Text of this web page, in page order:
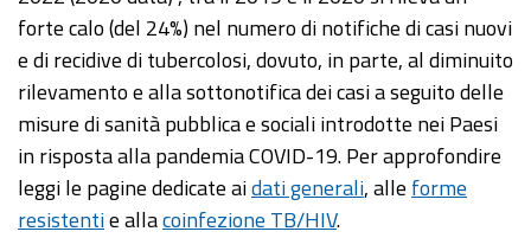
forte calo (del 24%) nel numero di notifiche di casi nuovi
e di recidive di tubercolosi, dovuto, in parte, al diminuito
rilevamento e alla sottonotifica dei casi a seguito delle
misure di sanità pubblica e sociali introdotte nei Paesi
in risposta alla pandemia COVID-19. Per approfondire
leggi le pagine dedicate aidati generali, alle forme
resistentie allacoinfezione TB/HIV.